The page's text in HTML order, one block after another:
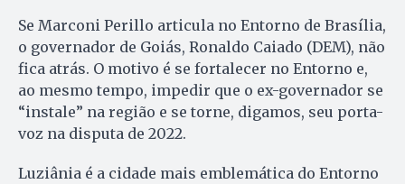
Se Marconi Perillo articula no Entorno de Brasília,
o governador de Goiás, Ronaldo Caiado (DEM), não
fica atrás. O motivo é se fortalecer no Entorno e,
ao mesmo tempo, impedir que o ex-governador se
“instale” na região e se torne, digamos, seu porta-
voz na disputa de 2022.
Luziânia é a cidade mais emblemática do Entorno